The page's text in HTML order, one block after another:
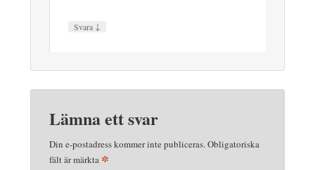
Svara ↓
Lämna ett svar
Din e-postadress kommer inte publiceras.Obligatoriska
fält är märkta *